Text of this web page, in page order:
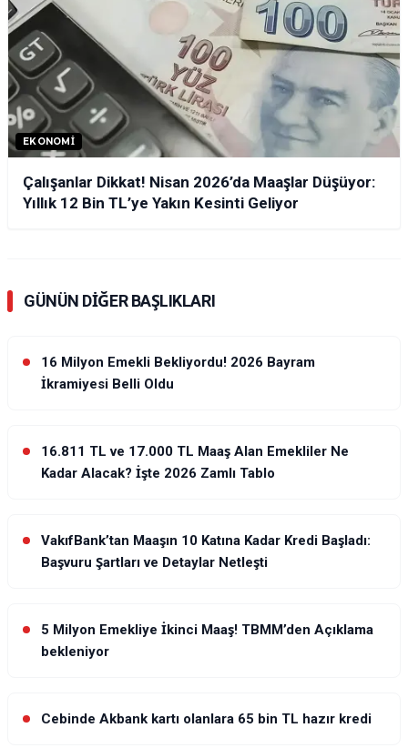
EKONOMI
Çalışanlar Dikkat! Nisan 2026’da Maaşlar Düşüyor:
Yıllık 12 Bin TL’ye Yakın Kesinti Geliyor
GÜNÜN DIĞER BAŞLIKLARI
16 Milyon Emekli Bekliyordu! 2026 Bayram
İkramiyesi Belli Oldu
16.811 TL ve 17.000 TL Maaş Alan Emekliler Ne
Kadar Alacak? İşte 2026 Zamlı Tablo
VakıfBank’tan Maaşın 10 Katına Kadar Kredi Başladı:
Başvuru Şartları ve Detaylar Netleşti
5 Milyon Emekliye İkinci Maaş! TBMM’den Açıklama
bekleniyor
Cebinde Akbank kartı olanlara 65 bin TL hazır kredi